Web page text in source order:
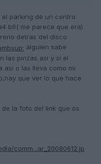
parking de un centro
b6( me parece que era)
detras del disco
alguien sabe
las pinzas asi y si el
asi o las lleva como mi
que ver lo que hace
la foto del link que os
comm...ar_20080612.jp